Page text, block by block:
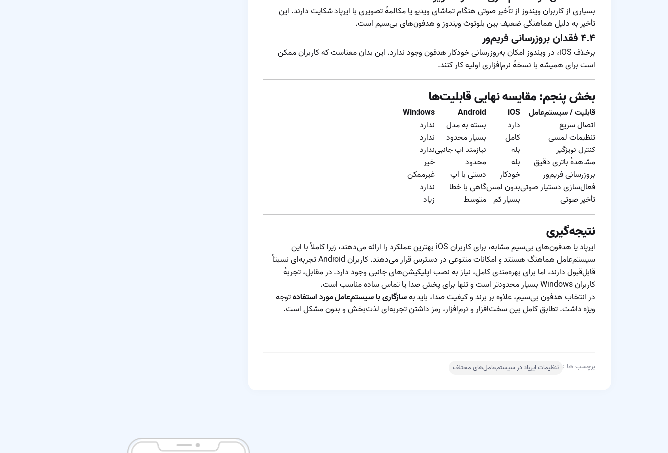
نحوه اتصال همزمان
دو ایرپاد
نحوه شناسایی و حل
ضعیف در یکی از
گوشی‌های ایرپاد
نحوه ی اتصال ایرپاد
با دستگاه های
مختلف
نویز کنسلینگ ایرپاد
نکات پنهان ایرپادها
نکات و ترفندهای
کاربردی ایرپاد
نکاتی درباره ی تمیز
کردن ایرپاد
کاهش برد مفید
ایرپاد
بسیاری از کاربران ویندوز از تأخیر صوتی هنگام تماشای ویدیو یا مکالمه‌ٔ تصویری با ایرپاد شکایت دارند. این
تأخیر به دلیل هماهنگی ضعیف بین بلوتوث ویندوز و هدفون‌های بی‌سیم است.
۴.۴ فقدان بروزرسانی فریم‌ور
برخلاف iOS، در ویندوز امکان به‌روزرسانی خودکار هدفون وجود ندارد. این بدان معناست که کاربران ممکن
است برای همیشه با نسخه‌ٔ نرم‌افزاری اولیه کار کنند.
بخش پنجم: مقایسه نهایی قابلیت‌ها
قابلیت / سیستم‌عامل iOS
Android
Windows
اتصال سریع
دارد بسته به مدل
ندارد
تنظیمات لمسی
کامل بسیار محدود
ندارد
کنترل نویزگیر
بله نیازمند اپ جانبیندارد
مشاهده‌ٔ باتری دقیق
بله محدود
خیر
بروزرسانی فریم‌ور
خودکار دستی با اپ
غیرممکن
فعال‌سازی دستیار صوتیبدون لمسگاهی با خطا
ندارد
تأخیر صوتی
بسیار کم متوسط زیاد
نتیجه‌گیری
ایرپاد یا هدفون‌های بی‌سیم مشابه، برای کاربران iOS بهترین عملکرد را ارائه می‌دهند، زیرا کاملاً با این
سیستم‌عامل هماهنگ هستند و امکانات متنوعی در دسترس قرار می‌دهند. کاربران Android تجربه‌ای نسبتاً
قابل‌قبول دارند، اما برای بهره‌مندی کامل، نیاز به نصب اپلیکیشن‌های جانبی وجود دارد. در مقابل، تجربه‌ٔ
کاربران Windows بسیار محدودتر است و تنها برای پخش صدا یا تماس ساده مناسب است.
در انتخاب هدفون بی‌سیم، علاوه بر برند و کیفیت صدا، باید بهسازگاری با سیستم‌عامل مورد استفادهتوجه
ویژه داشت. تطابق کامل بین سخت‌افزار و نرم‌افزار، رمز داشتن تجربه‌ای لذت‌بخش و بدون مشکل است.
برچسب ها : تنظیمات ایرپاد در سیستم‌عامل‌های مختلف